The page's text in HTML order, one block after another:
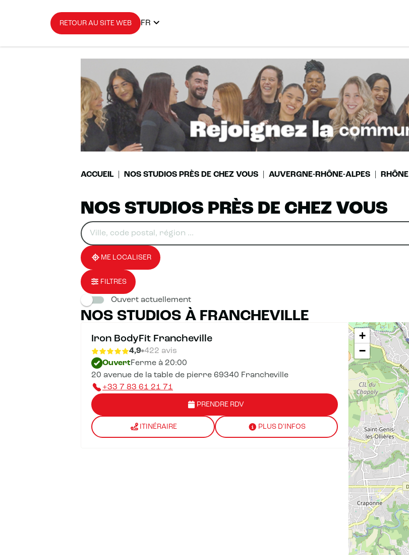
RETOUR AU SITE WEB FR
ACCUEIL NOS STUDIOS PRÈS DE CHEZ VOUS AUVERGNE-RHÔNE-ALPES RHÔNE
NOS STUDIOS PRÈS DE CHEZ VOUS
Veuillez
renseigner
une
adresse
0
résultat(s)
trouvé(s)
ME LOCALISER
FILTRES
Ouvert actuellement
NOS STUDIOS À FRANCHEVILLE
Iron BodyFit Francheville
4,9 422 avis
OuvertFerme à 20:00
20 avenue de la table de pierre 69340 Francheville
+33 7 83 61 21 71
PRENDRE RDV
ITINÉRAIRE PLUS D'INFOS
+
−